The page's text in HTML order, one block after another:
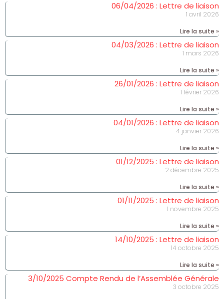
06/04/2026 : Lettre de liaison
1 avril 2026
Lire la suite »
04/03/2026 : Lettre de liaison
1 mars 2026
Lire la suite »
26/01/2026 : Lettre de liaison
1 février 2026
Lire la suite »
04/01/2026 : Lettre de liaison
4 janvier 2026
Lire la suite »
01/12/2025 : Lettre de liaison
2 décembre 2025
Lire la suite »
01/11/2025 : Lettre de liaison
1 novembre 2025
Lire la suite »
14/10/2025 : Lettre de liaison
14 octobre 2025
Lire la suite »
3/10/2025 Compte Rendu de l’Assemblée Générale
3 octobre 2025